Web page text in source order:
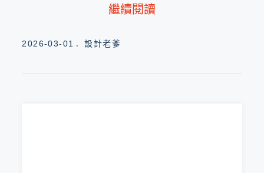
繼續閱讀
Posted
2026-03-01 設計老爹